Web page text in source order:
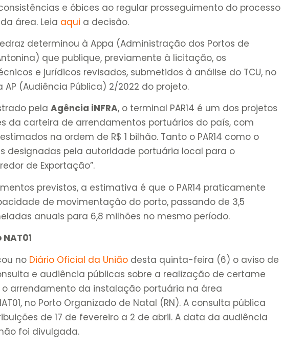
e óbices ao regular prosseguimento do processo
área. Leia aqui a decisão.
determinou à Appa (Administração dos Portos de
que publique, previamente à licitação, os
e jurídicos revisados, submetidos à análise do TCU, no
AP (Audiência Pública) 2/2022 do projeto.
pelaAgência iNFRA, o terminal PAR14 é um dos projetos
da carteira de arrendamentos portuários do país, com
na ordem de R$ 1 bilhão. Tanto o PAR14 como o
designadas pela autoridade portuária local para o
de Exportação”.
previstos, a estimativa é que o PAR14 praticamente
de movimentação do porto, passando de 3,5
anuais para 6,8 milhões no mesmo período.
no Diário Oficial da União desta quinta-feira (6) o aviso de
e audiência públicas sobre a realização de certame
arrendamento da instalação portuária na área
no Porto Organizado de Natal (RN). A consulta pública
de 17 de fevereiro a 2 de abril. A data da audiência
foi divulgada.